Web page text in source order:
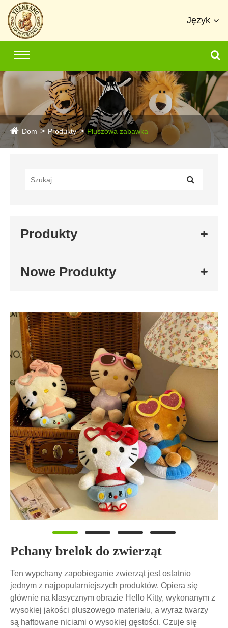
Język
Dom Produkty Pluszowa zabawka
Produkty
Nowe Produkty
Pchany brelok do zwierząt
Ten wypchany zapobieganie zwierząt jest ostatnio
jednym z najpopularniejszych produktów. Opiera się
głównie na klasycznym obrazie Hello Kitty, wykonanym z
wysokiej jakości pluszowego materiału, a wyraz twarzy
są haftowane niciami o wysokiej gęstości. Czuje się